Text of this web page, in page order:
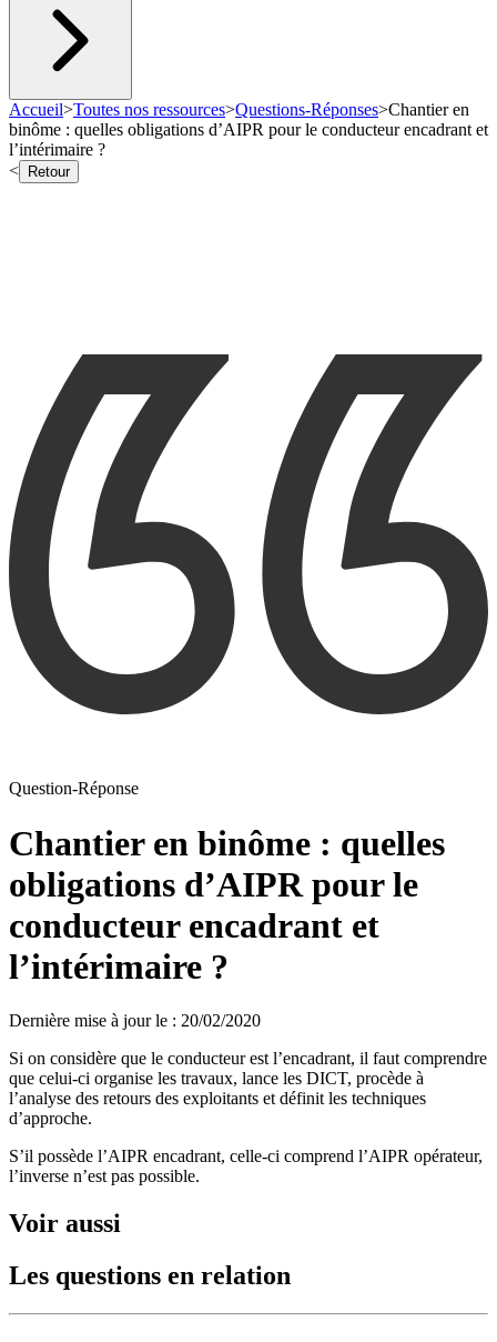
Accueil>Toutes nos ressources>Questions-Réponses>Chantier en
binôme : quelles obligations d’AIPR pour le conducteur encadrant et
l’intérimaire ?
<
Retour
Question-Réponse
Chantier en binôme : quelles
obligations d’AIPR pour le
conducteur encadrant et
l’intérimaire ?
Dernière mise à jour le : 20/02/2020
Si on considère que le conducteur est l’encadrant, il faut comprendre
que celui-ci organise les travaux, lance les DICT, procède à
l’analyse des retours des exploitants et définit les techniques
d’approche.
S’il possède l’AIPR encadrant, celle-ci comprend l’AIPR opérateur,
l’inverse n’est pas possible.
Voir aussi
Les questions en relation